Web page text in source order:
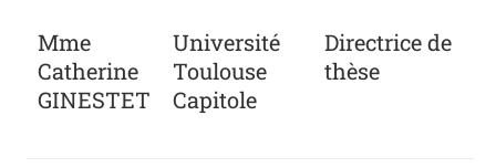
Mme
Catherine
GINESTET
Université
Toulouse
Capitole
Directrice de
thèse